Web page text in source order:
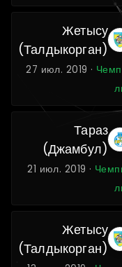
Жетысу
(Талдыкорган)
27 июл. 2019 ·
Тараз
(Джамбул)
21 июл. 2019 ·
Жетысу
(Талдыкорган)